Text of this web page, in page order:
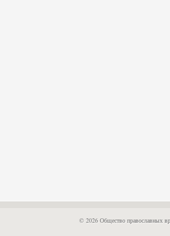
© 2026 Общество православных